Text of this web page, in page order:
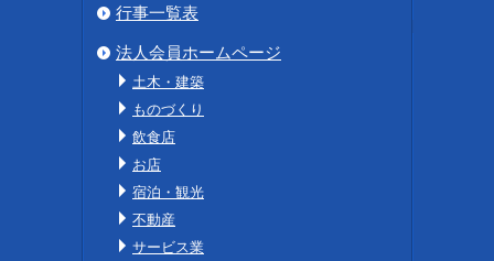
行事一覧表
法人会員ホームページ
土木・建築
ものづくり
飲食店
お店
宿泊・観光
不動産
サービス業